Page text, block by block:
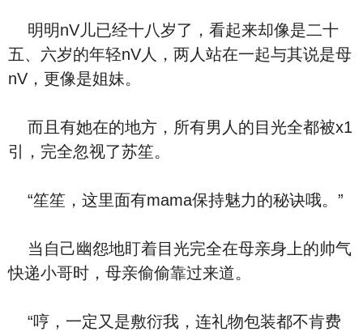
明明nV儿已经十八岁了，看起来却像是二十
五、六岁的年轻nV人，两人站在一起与其说是母
nV，更像是姐妹。
而且有她在的地方，所有男人的目光全都被x1
引，完全忽视了苏笙。
“笙笙，这里面有mama保持魅力的秘诀哦。”
当自己幽怨地盯着目光完全在母亲身上的帅气
快递小哥时，母亲偷偷靠过来道。
“哼，一定又是敷衍我，连礼物包装都不肯费